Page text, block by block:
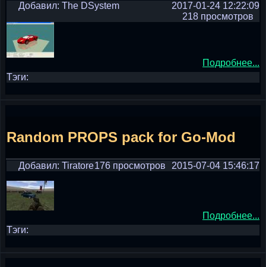
Добавил: The DSystem
2017-01-24 12:22:09
218 просмотров
Подробнее...
Тэги:
Random PROPS pack for Go-Mod
Добавил: Tiratore 2015-07-04 15:46:17
176 просмотров
Подробнее...
Тэги: